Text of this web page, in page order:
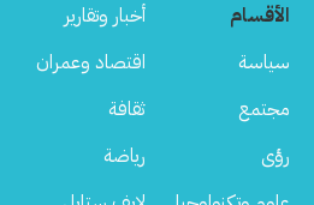
الأقسام
أخبار وتقارير
سياسة
اقتصاد وعمران
مجتمع
ثقافة
رؤى
رياضة